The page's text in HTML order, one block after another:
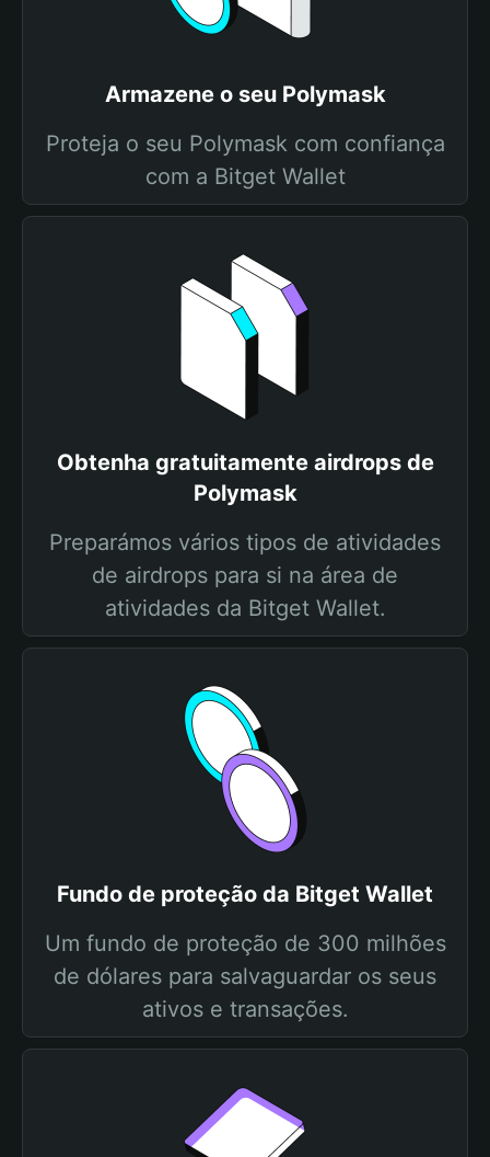
Armazene o seu Polymask
Proteja o seu Polymask com confiança
com a Bitget Wallet
Obtenha gratuitamente airdrops de
Polymask
Preparámos vários tipos de atividades
de airdrops para si na área de
atividades da Bitget Wallet.
Fundo de proteção da Bitget Wallet
Um fundo de proteção de 300 milhões
de dólares para salvaguardar os seus
ativos e transações.